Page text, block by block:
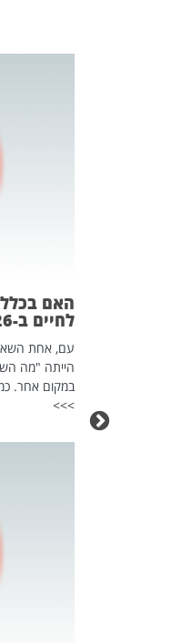
האם בכלל
לחיים ב-2026?
עם, אחת
הייתה "מה
במקום אחר.
>>>